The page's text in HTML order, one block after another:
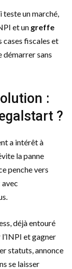
un marché,
et un greffe
fiscales et
démarrer sans
:
?
a intérêt à
la panne
penche vers
avec
déjà entouré
l’INPI et gagner
statuts, annonce
se laisser